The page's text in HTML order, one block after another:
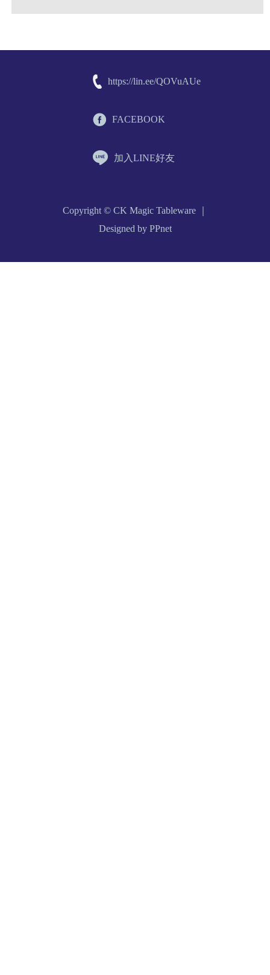
https://lin.ee/QOVuAUe
FACEBOOK
加入LINE好友
Copyright © CK Magic Tableware ｜
Designed by PPnet